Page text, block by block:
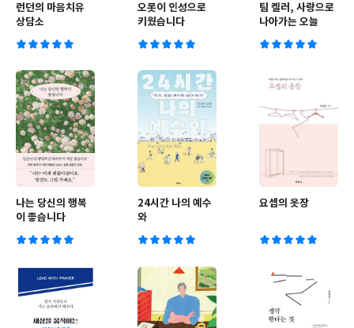
런던의 마음치유
상담소
오롯이 인성으로
키웠습니다
팀 켈러, 사랑으로
나아가는 오늘
나는 당신의 행복
이 좋습니다
24시간 나의 예수
와
요셉의 옷장